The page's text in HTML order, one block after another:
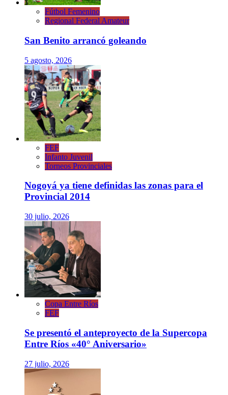
Fútbol Femenino
Regional Federal Amateur
San Benito arrancó goleando
5 agosto, 2026
FEF
Infanto Juvenil
Torneos Provinciales
Nogoyá ya tiene definidas las zonas para el
Provincial 2014
30 julio, 2026
Copa Entre Ríos
FEF
Se presentó el anteproyecto de la Supercopa
Entre Ríos «40° Aniversario»
27 julio, 2026